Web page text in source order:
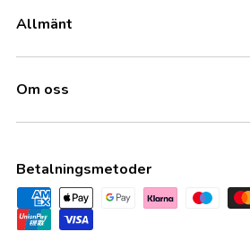
Allmänt
Om oss
Betalningsmetoder